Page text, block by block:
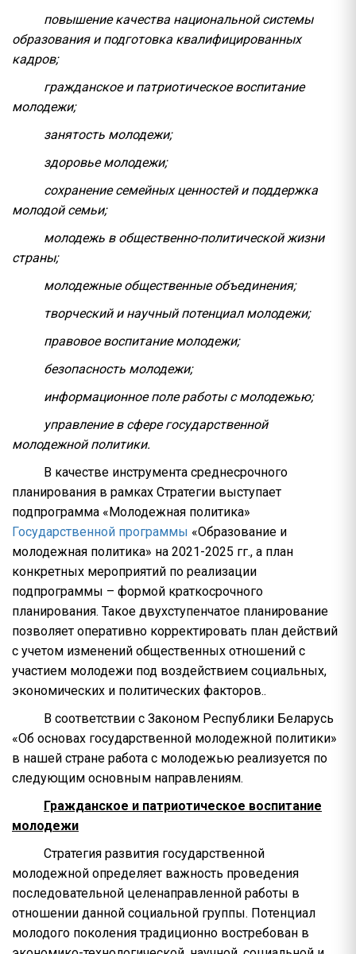
повышение качества национальной системы
образования и подготовка квалифицированных
кадров;
гражданское и патриотическое воспитание
молодежи;
занятость молодежи;
здоровье молодежи;
сохранение семейных ценностей и поддержка
молодой семьи;
молодежь в общественно-политической жизни
страны;
молодежные общественные объединения;
творческий и научный потенциал молодежи;
правовое воспитание молодежи;
безопасность молодежи;
информационное поле работы с молодежью;
управление в сфере государственной
молодежной политики.
В качестве инструмента среднесрочного
планирования в рамках Стратегии выступает
подпрограмма «Молодежная политика»
Государственной программы «Образование и
молодежная политика» на 2021-2025 гг., а план
конкретных мероприятий по реализации
подпрограммы – формой краткосрочного
планирования. Такое двухступенчатое планирование
позволяет оперативно корректировать план действий
с учетом изменений общественных отношений с
участием молодежи под воздействием социальных,
экономических и политических факторов..
В соответствии с Законом Республики Беларусь
«Об основах государственной молодежной политики»
в нашей стране работа с молодежью реализуется по
следующим основным направлениям.
Гражданское и патриотическое воспитание
молодежи
Стратегия развития государственной
молодежной определяет важность проведения
последовательной целенаправленной работы в
отношении данной социальной группы. Потенциал
молодого поколения традиционно востребован в